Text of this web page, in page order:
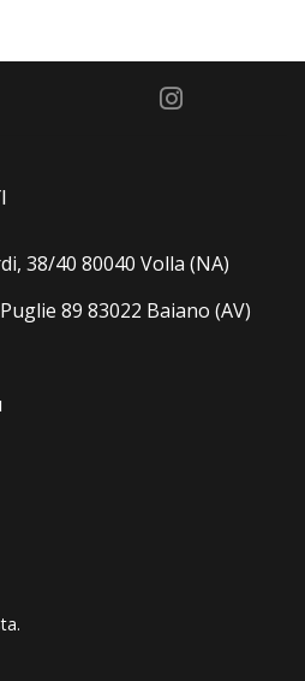
38/40 80040 Volla (NA)
89 83022 Baiano (AV)
.